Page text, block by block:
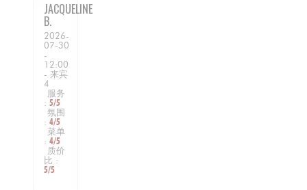
JACQUELINE
B
2026-
07-30
-
12:00
- 来宾
4
服务
: 5/5
氛围
: 4/5
菜单
: 4/5
质价
比 :
5/5